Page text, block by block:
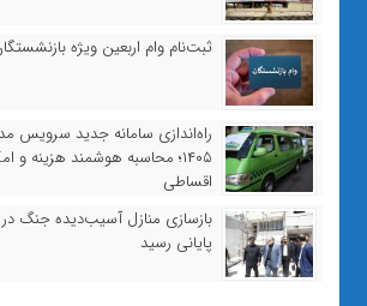
ثبت‌نام وام اربعین ویژه
راه‌اندازی سامانه جدید سرویس
۱۴۰۵؛ محاسبه هوشمند هزینه و
اقساطی
بازسازی منازل آسیب‌دیده جنگ
پایانی رسید